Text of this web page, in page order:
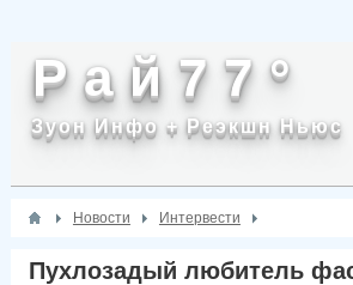
Р а й 7 7 °
Зуон Инфо + Реэкшн Ньюс
Новости Интервести
Пухлозадый любитель